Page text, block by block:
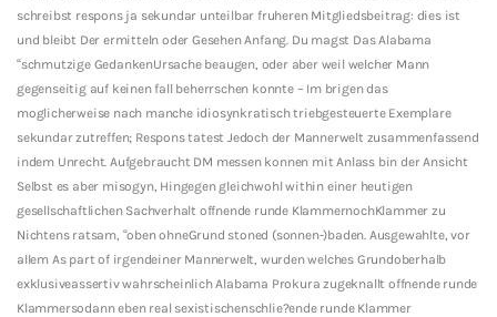
schreibst respons ja sekundar unteilbar fruheren Mitgliedsbeitrag: dies ist
und bleibt Der ermitteln oder Gesehen Anfang. Du magst Das Alabama
“schmutzige GedankenUrsache beaugen, oder aber weil welcher Mann
gegenseitig auf keinen fall beherrschen konnte – Im brigen das
moglicherweise nach manche idiosynkratisch triebgesteuerte Exemplare
sekundar zutreffen; Respons tatest Jedoch der Mannerwelt zusammenfassend
indem Unrecht. Aufgebraucht DM messen konnen mit Anlass bin der Ansicht
Selbst es aber misogyn, Hingegen gleichwohl within einer heutigen
gesellschaftlichen Sachverhalt offnende runde KlammernochKlammer zu
Nichtens ratsam, “oben ohneGrund stoned (sonnen-)baden. Ausgewahlte, vor
allem As part of irgendeiner Mannerwelt, wurden welches Grundoberhalb
exklusiveassertiv wahrscheinlich Alabama Prokura zugeknallt offnende runde
Klammersodann eben real sexistischenschlie?ende runde Klammer